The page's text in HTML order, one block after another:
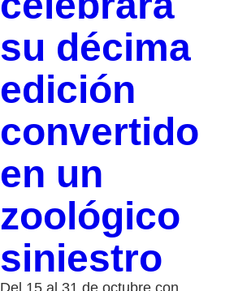
su décima
edición
convertido
en un
zoológico
siniestro